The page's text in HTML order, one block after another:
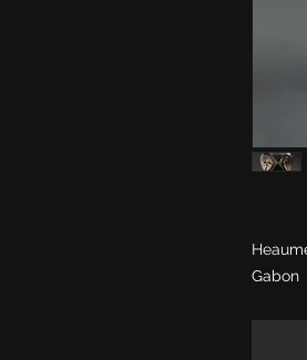
Gabon